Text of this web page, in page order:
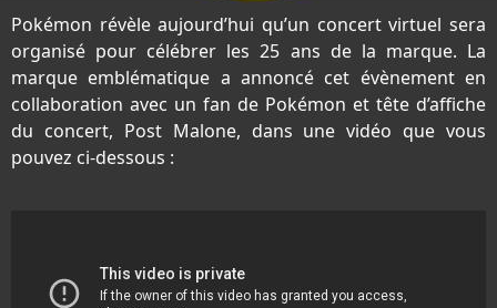
Pokémon révèle aujourd’hui qu’un concert virtuel sera
organisé pour célébrer les 25 ans de la marque. La
marque emblématique a annoncé cet évènement en
collaboration avec un fan de Pokémon et tête d’affiche
du concert, Post Malone, dans une vidéo que vous
pouvez ci-dessous :